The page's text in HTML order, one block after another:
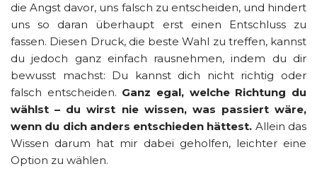
die Angst davor, uns falsch zu entscheiden, und hindert
uns so daran überhaupt erst einen Entschluss zu
fassen. Diesen Druck, die beste Wahl zu treffen, kannst
du jedoch ganz einfach rausnehmen, indem du dir
bewusst machst: Du kannst dich nicht richtig oder
falsch entscheiden. Ganz egal, welche Richtung du
wählst – du wirst nie wissen, was passiert wäre,
wenn du dich anders entschieden hättest. Allein das
Wissen darum hat mir dabei geholfen, leichter eine
Option zu wählen.